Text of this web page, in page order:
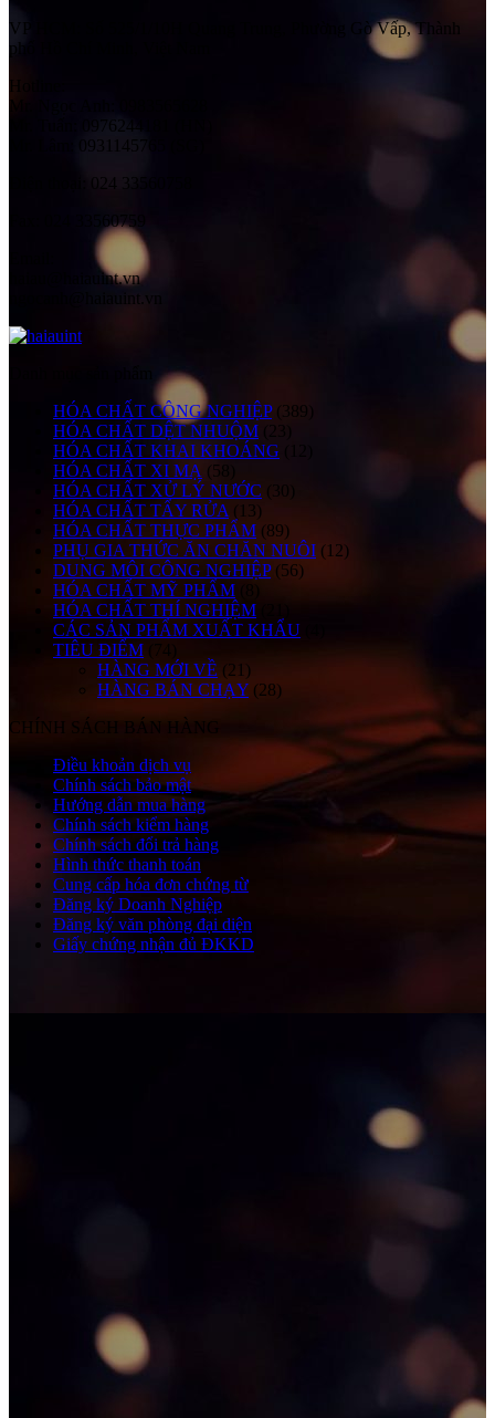
VP HCM:
Số 525/1/10H Quang Trung, Phường Gò Vấp, Thành
phố Hồ Chí Minh, Việt Nam
Hotline:
Mr. Ngọc Anh: 0983565628
Mr. Tuấn: 0976244181 (HN)
Mr. Lâm: 0931145765 (SG)
024 33560759
haiau@haiauint.vn
HÓA CHẤT CÔNG NGHIỆP (389)
HÓA CHẤT DỆT NHUỘM (23)
HÓA CHẤT KHAI KHOÁNG
HÓA CHẤT XI MẠ (58)
HÓA CHẤT XỬ LÝ NƯỚC (30)
HÓA CHẤT TẨY RỬA (13)
HÓA CHẤT THỰC PHẨM (89)
PHỤ GIA THỨC ĂN CHĂN NUÔI (12)
DUNG MÔI CÔNG NGHIỆP (56)
HÓA CHẤT MỸ PHẨM
(8)
HÓA CHẤT THÍ NGHIỆM
CÁC SẢN PHẨM XUẤT KHẨU
TIÊU ĐIỂM
(74)
HÀNG MỚI VỀ (21)
HÀNG BÁN CHẠY (28)
CHÍNH SÁCH BÁN HÀNG
Điều khoản dịch vụ
Chính sách bảo mật
Hướng dẫn mua hàng
Chính sách kiểm hàng
Chính sách đổi trả hàng
Hình thức thanh toán
Cung cấp hóa đơn chứng từ
Đăng ký Doanh Nghiệp
Đăng ký văn phòng đại diện
Giấy chứng nhận đủ ĐKKD